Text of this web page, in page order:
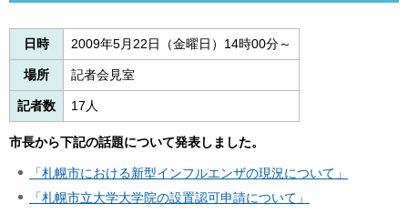
日時 2009年5月22日（金曜日）14時00分～
場所 記者会見室
記者数 17人
市長から下記の話題について発表しました。
「札幌市における新型インフルエンザの現況について」
「札幌市立大学大学院の設置認可申請について」